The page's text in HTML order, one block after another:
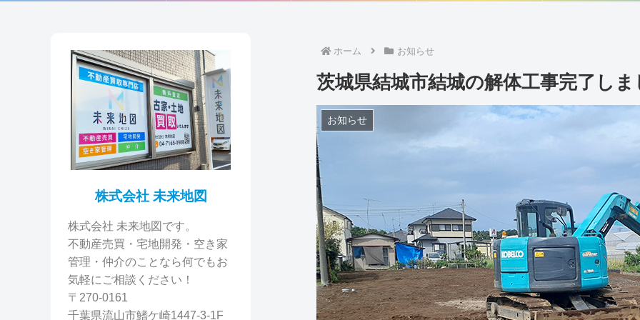
ホーム お知らせ
茨城県結城市結城の解体工事完了し
お知らせ
株式会社 未来地図
株式会社 未来地図です。
不動産売買・宅地開発・空き家
管理・仲介のことなら何でもお
気軽にご相談ください！
〒270-0161
千葉県流山市鰭ケ崎1447-3-1F